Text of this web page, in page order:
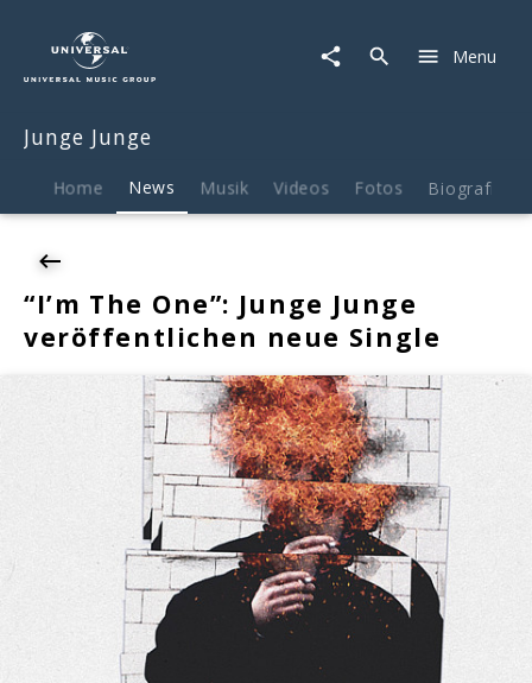
News
"I'm
Junge
veröffentlichen
Single
Menu
Junge Junge
Home News Musik Videos Fotos Biografie
“I’m The One”: Junge Junge
veröffentlichen neue Single